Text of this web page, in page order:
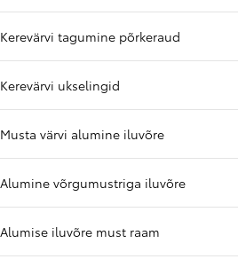
Kerevärvi tagumine põrkeraud
Kerevärvi ukselingid
Musta värvi alumine iluvõre
Alumine võrgumustriga iluvõre
Alumise iluvõre must raam